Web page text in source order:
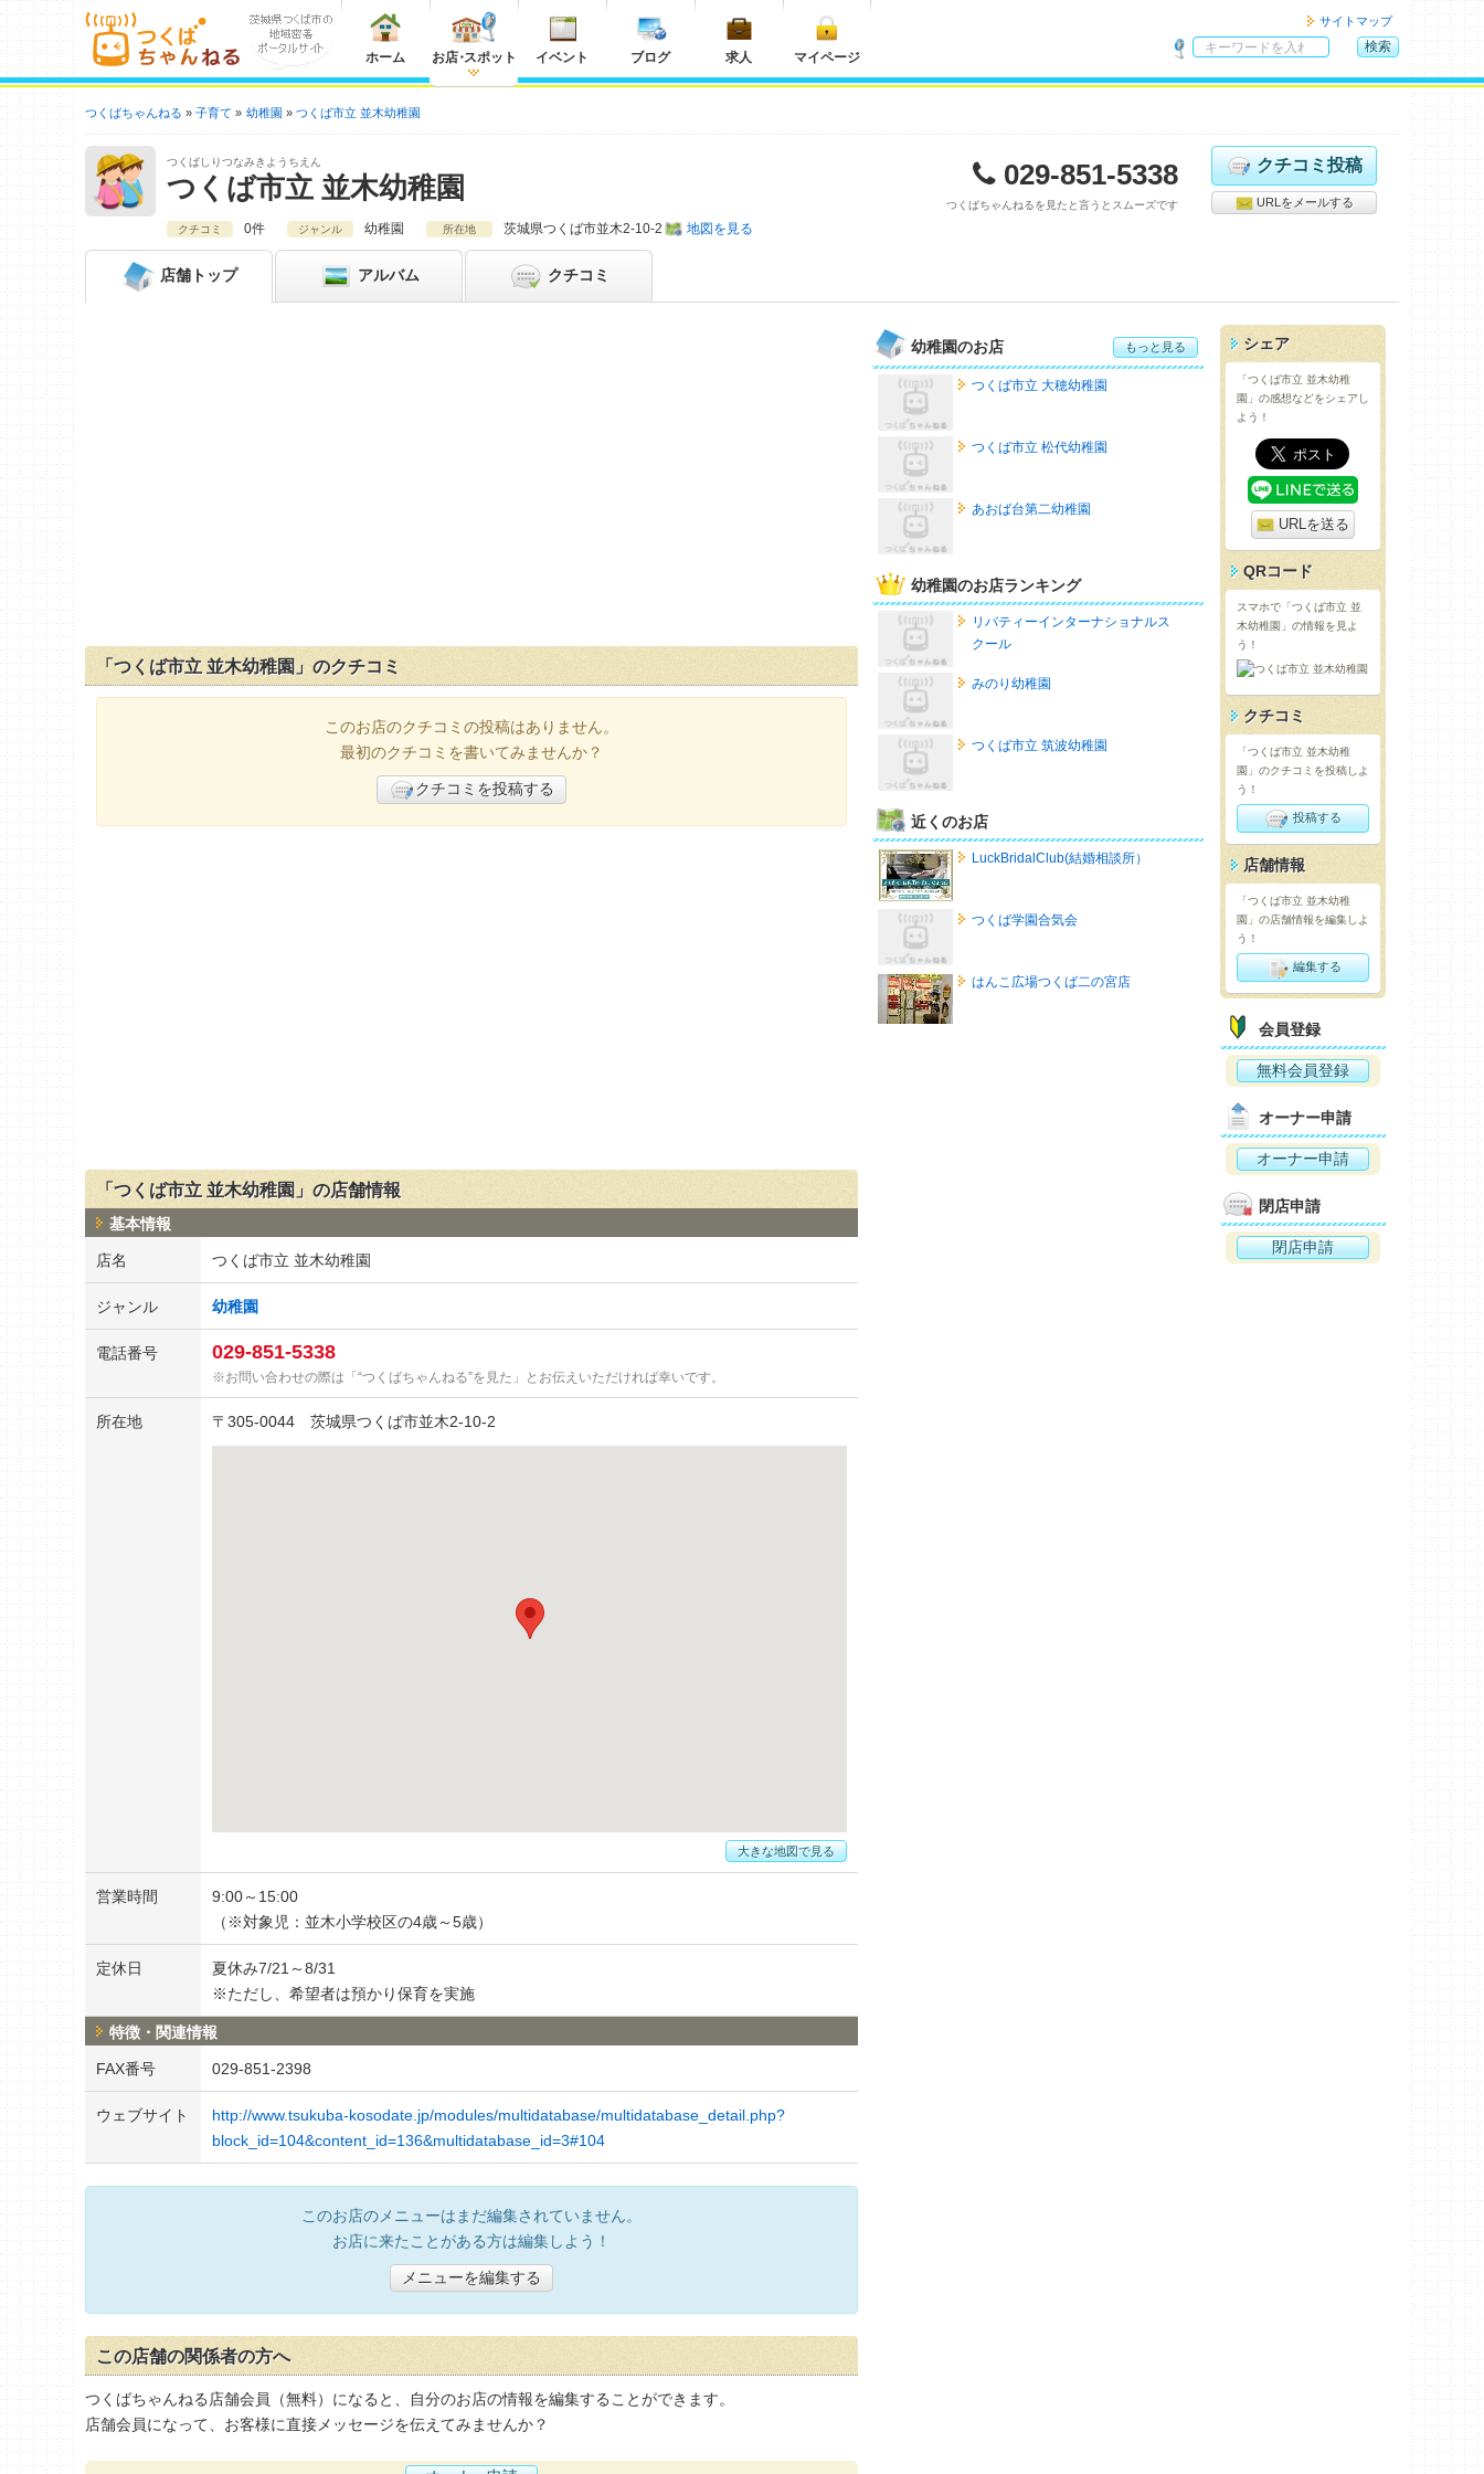
ホーム お店・スポット イベント ブログ 求人 マイページ
サイトマップ
内
索
検索
つくばちゃんねる 子育て 幼稚園 つくば市立 並木幼稚園
つくばしりつなみきようちえん
つくば市立 並木幼稚園 029-851-5338
つくばちゃんねるを見たと言うとスムーズです
クチコミ投稿
URLをメールする
クチコミ 0件 ジャンル 幼稚園 所在地 茨城県つくば市並木2-10-2 地図を見る
店舗 トップ アルバム クチコミ
「つくば市立 並木幼稚園」のクチコミ
このお店のクチコミの投稿はありません。
最初のクチコミを書いてみませんか？
クチコミを投稿する
「つくば市立 並木幼稚園」の店舗情報
基本情報
店名 つくば市立 並木幼稚園
ジャンル 幼稚園
電話番号 029-851-5338
お問い合わせの際は「“つくばちゃんねる”を見た」とお伝えいただければ幸いです。
所在地 〒 305-0044 茨城県つくば市並木2-10-2
大きな地図で見る
営業時間
9:00～15:00
（※対象児：並木小学校区の4歳～5歳）
定休日
夏休み7/21～8/31
※ただし、希望者は預かり保育を実施
特徴・関連情報
FAX番号 029-851-2398
ウェブサイト
http://www.tsukuba-kosodate.jp/modules/multidatabase/multidatabase_detail.php?
block_id=104&content_id=136&multidatabase_id=3#104
このお店のメニューはまだ編集されていません。
お店に来たことがある方は編集しよう！
メニューを編集する
この店舗の関係者の方へ
つくばちゃんねる店舗会員（無料）になると、自分のお店の情報を編集することができます。
店舗会員になって、お客様に直接メッセージを伝えてみませんか？
幼稚園のお店 もっと見る
つくば市立 大穂幼稚園
つくば市立 松代幼稚園
あおば台第二幼稚園
幼稚園のお店ランキング
リバティーインターナショナルス
クール
みのり幼稚園
つくば市立 筑波幼稚園
近くのお店
LuckBridalClub(結婚相談所）
つくば学園合気会
はんこ広場つくば二の宮店
シェア
「つくば市立 並木幼稚
園」の感想などをシェアし
よう！
URLを送る
QRコード
スマホで「つくば市立 並
木幼稚園」の情報を見よ
う！
クチコミ
「つくば市立 並木幼稚
園」のクチコミを投稿しよ
う！
投稿する
店舗情報
「つくば市立 並木幼稚
園」の店舗情報を編集しよ
う！
編集する
会員登録
無料会員登録
オーナー申請
オーナー申請
閉店申請
閉店申請